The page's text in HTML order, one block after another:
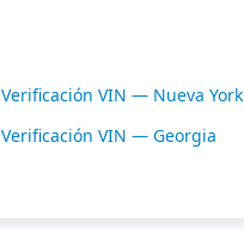
Verificación VIN — Nueva York
Verificación VIN — Georgia